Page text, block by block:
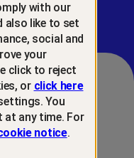
센터
with our
also like to set
social and
your
click to reject
or click here
You
at any time. For
notice.